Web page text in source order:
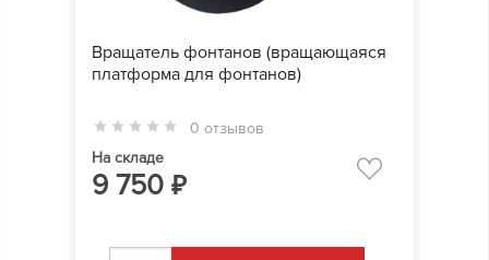
Вращатель фонтанов (вращающаяся
платформа для фонтанов)
0 отзывов
На складе
9 750 ₽